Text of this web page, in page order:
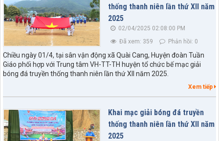
thống thanh niên lần thứ XII năm
2025
02/04/2025 02:08:00 PM
Đã xem: 359
Phản hồi: 0
Chiều ngày 01/4, tại sân vận động xã Quài Cang, Huyện đoàn Tuần
Giáo phối hợp với Trung tâm VH-TT-TH huyện tổ chức bế mạc giải
bóng đá truyền thống thanh niên lần thứ XII năm 2025.
Xem tiếp
Khai mạc giải bóng đá truyền
thống thanh niên lần thứ XII năm
2025